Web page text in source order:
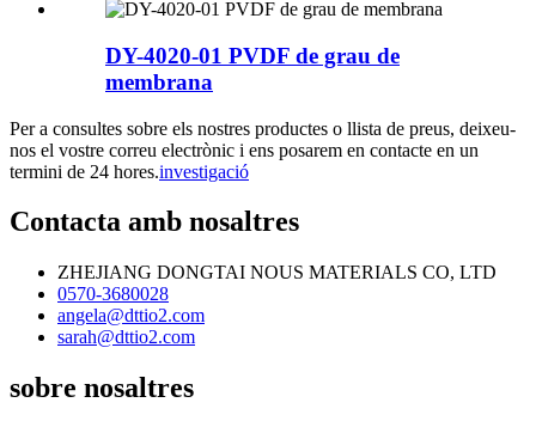
DY-4020-01 PVDF de grau de
membrana
Per a consultes sobre els nostres productes o llista de preus, deixeu-
nos el vostre correu electrònic i ens posarem en contacte en un
termini de 24 hores.investigació
Contacta amb nosaltres
ZHEJIANG DONGTAI NOUS MATERIALS CO, LTD
0570-3680028
angela@dttio2.com
sarah@dttio2.com
sobre nosaltres